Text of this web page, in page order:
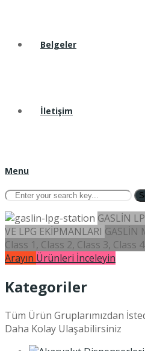
Belgeler
İletişim
Menu
GASLİN
VE LPG EKİPMANLARI GASLİN
Class 1, Class 2, Class 3,
Arayın Ürünleri İnceleyin
Kategoriler
Tüm Ürün Gruplarımızdan
Daha Kolay Ulaşabilirsiniz